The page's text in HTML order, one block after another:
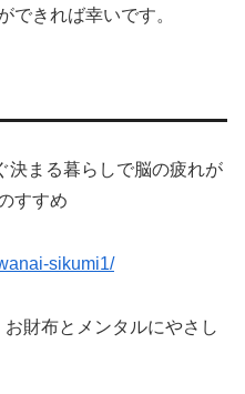
できれば幸いです。
決まる暮らしで脳の疲れが
すすめ
sikumi1/
財布とメンタルにやさし